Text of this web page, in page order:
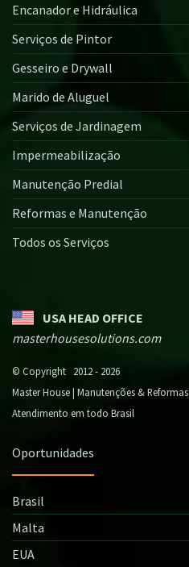
Encanador e Hidráulica
Serviços de Pintor
Gesseiro e Drywall
Marido de Aluguel
Serviços de Jardinagem
Impermeabilização
Manutenção Predial
Reformas e Manutenção
Todos os Serviços
USA HEAD OFFICE
masterhousesolutions.com
© Copyright 2012 - 2026
Master House | Manutenções & Reformas
Atendimento em todo Brasil
Oportunidades
Brasil
Malta
EUA